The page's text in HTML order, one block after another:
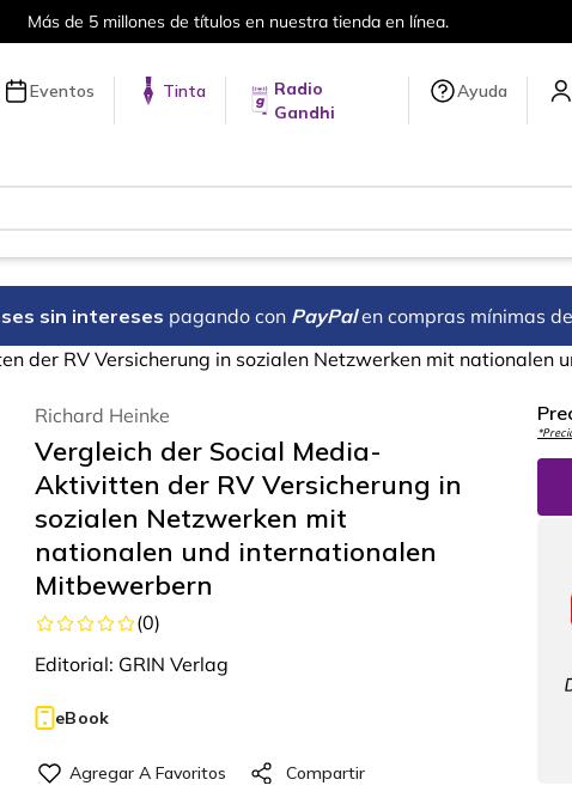
Más de 5 millones de títulos en nuestra tienda en línea.
Eventos Tinta
Radio
Gandhi
Ayuda
sin intereses pagando con PayPal en compras mínimas
der RV Versicherung in sozialen Netzwerken mit nationalen
Richard Heinke
Vergleich der Social Media-
Aktivitten der RV Versicherung in
sozialen Netzwerken mit
nationalen und internationalen
Mitbewerbern
(0)
Editorial: GRIN Verlag
eBook